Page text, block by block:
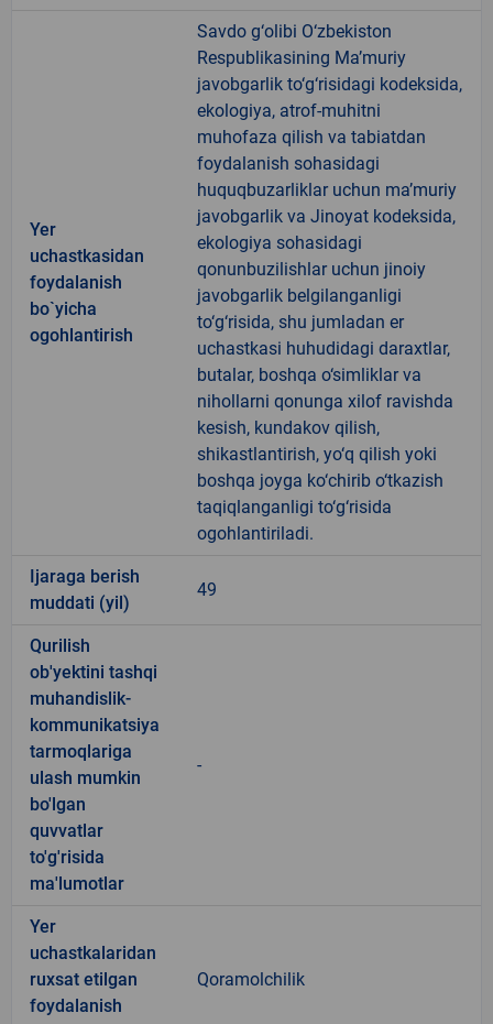
Yer
uchastkasidan
foydalanish
bo`yicha
ogohlantirish
Savdo g‘olibi O‘zbekiston
Respublikasining Ma’muriy
javobgarlik to‘g‘risidagi kodeksida,
ekologiya, atrof-muhitni
muhofaza qilish va tabiatdan
foydalanish sohasidagi
huquqbuzarliklar uchun ma’muriy
javobgarlik va Jinoyat kodeksida,
ekologiya sohasidagi
qonunbuzilishlar uchun jinoiy
javobgarlik belgilanganligi
to‘g‘risida, shu jumladan er
uchastkasi huhudidagi daraxtlar,
butalar, boshqa o‘simliklar va
nihollarni qonunga xilof ravishda
kesish, kundakov qilish,
shikastlantirish, yo‘q qilish yoki
boshqa joyga ko‘chirib o‘tkazish
taqiqlanganligi to‘g‘risida
ogohlantiriladi.
Ijaraga berish
muddati (yil)
49
Qurilish
ob'yektini tashqi
muhandislik-
kommunikatsiya
tarmoqlariga
ulash mumkin
bo'lgan
quvvatlar
to'g'risida
ma'lumotlar
-
Yer
uchastkalaridan
ruxsat etilgan
foydalanish
Qoramolchilik